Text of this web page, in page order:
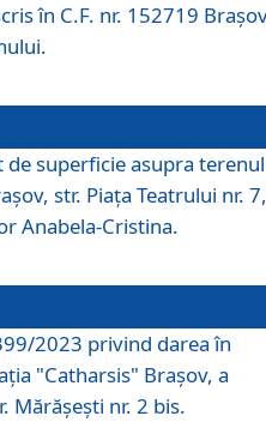
în C.F. nr. 152719
superficie asupra
str. Piața Teatrului nr. 7,
Anabela-Cristina.
2023 privind darea în
"Catharsis" Brașov, a
Mărăşeşti nr. 2 bis.